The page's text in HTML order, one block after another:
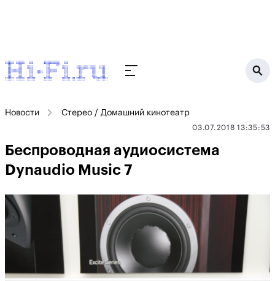
Новости Стерео / Домашний кинотеатр
03.07.2018 13:35:53
Беспроводная аудиосистема
Dynaudio Music 7